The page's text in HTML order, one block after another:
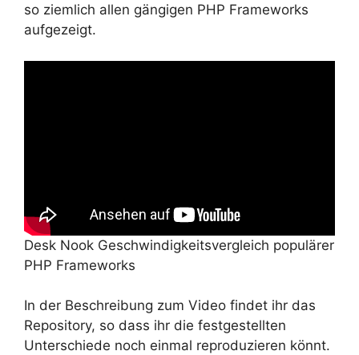
so ziemlich allen gängigen PHP Frameworks
aufgezeigt.
Desk Nook Geschwindigkeitsvergleich populärer
PHP Frameworks
In der Beschreibung zum Video findet ihr das
Repository, so dass ihr die festgestellten
Unterschiede noch einmal reproduzieren könnt.